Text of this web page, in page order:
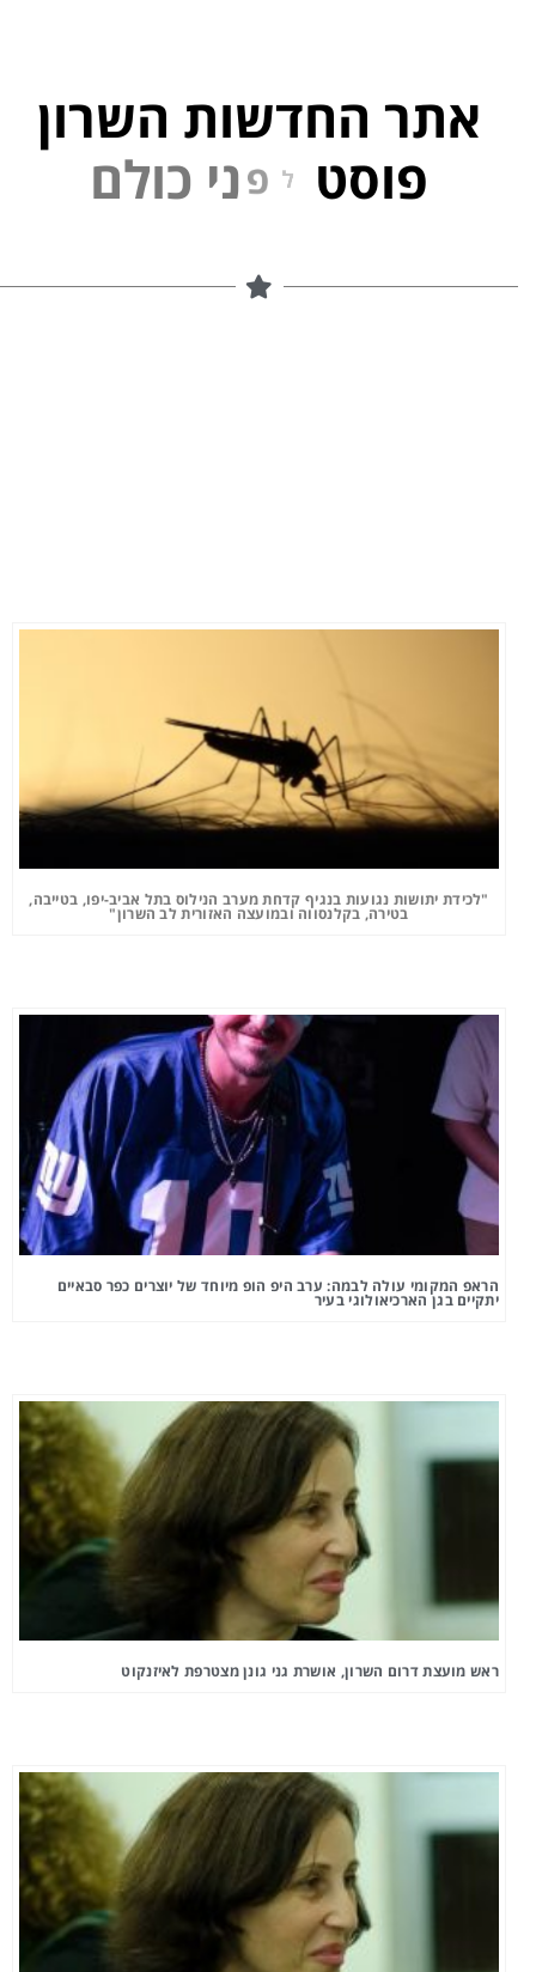
אתר החדשות השרון
פוסט
"לכידת יתושות נגועות בנגיף קדחת מערב הנילוס בתל אביב-יפו, בטייבה,
בטירה, בקלנסווה ובמועצה האזורית לב השרון"
הראפ המקומי עולה לבמה: ערב היפ הופ מיוחד של יוצרים כפר סבאיים
יתקיים בגן הארכיאולוגי בעיר
ראש מועצת דרום השרון, אושרת גני גונן מצטרפת לאיזנקוט